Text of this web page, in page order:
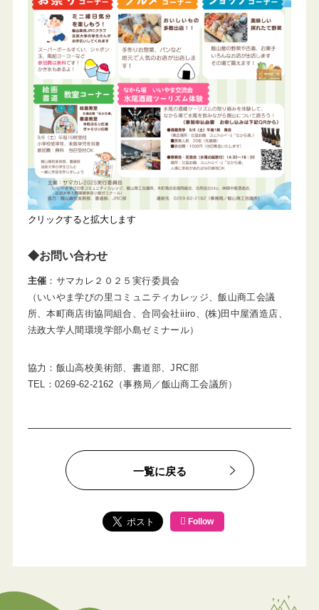
クリックすると拡大します
◆お問い合わせ
主催 ：サマカレ２０２５実行委員会
（いいやま学びの里コミュニティカレッジ、飯山商工会議
所、本町商店街協同組合、合同会社iiiro、(株)田中屋酒造店、
法政大学人間環境学部小島ゼミナール）
協力：飯山高校美術部、書道部、JRC部
TEL：0269-62-2162（事務局／飯山商工会議所）
一覧に戻る
Follow